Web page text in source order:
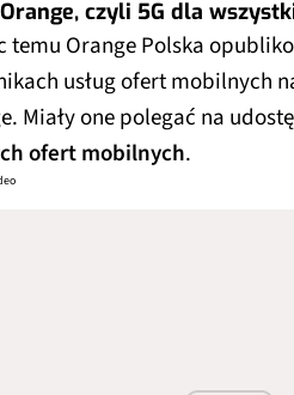
czyli 5G dla
temu Orange Polska
usług ofert mobilnych
Miały one polegać na
ofert mobilnych.